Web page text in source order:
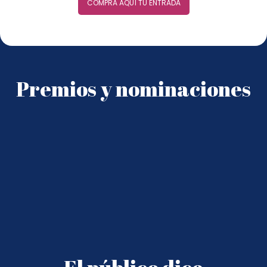
COMPRA AQUÍ TU ENTRADA
Premios y nominaciones